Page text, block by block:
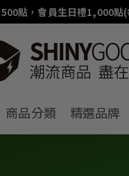
點，會員生日禮1,000點
商品分類 精選品牌